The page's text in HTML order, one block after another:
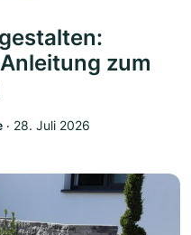
zum
‧ 28. Juli 2026